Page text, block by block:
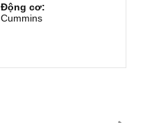
Động cơ:
Cummins